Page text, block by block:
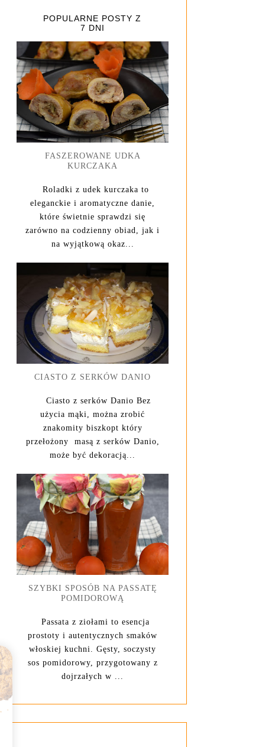
POPULARNE POSTY Z
7 DNI
FASZEROWANE UDKA
KURCZAKA
Roladki z udek kurczaka to
eleganckie i aromatyczne danie,
które świetnie sprawdzi się
zarówno na codzienny obiad, jak i
na wyjątkową okaz...
CIASTO Z SERKÓW DANIO
Ciasto z serków Danio Bez
użycia mąki, można zrobić
znakomity biszkopt który
przełożony masą z serków Danio,
może być dekoracją...
SZYBKI SPOSÓB NA PASSATĘ
POMIDOROWĄ
Passata z ziołami to esencja
prostoty i autentycznych smaków
włoskiej kuchni. Gęsty, soczysty
sos pomidorowy, przygotowany z
dojrzałych w ...